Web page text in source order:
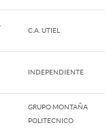
C.A. UTIEL
INDEPENDIENTE
GRUPO MONTAÑA
POLITECNICO